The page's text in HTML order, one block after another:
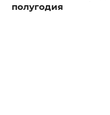
полугодия